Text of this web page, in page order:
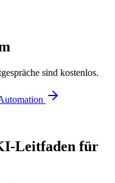
sind kostenlos.
Leitfaden für